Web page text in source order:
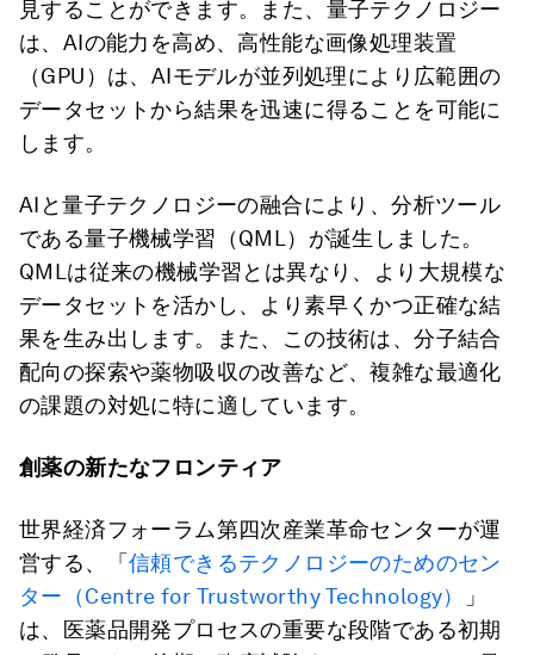
見することができます。また、量子テクノロジー
は、AIの能力を高め、高性能な画像処理装置
（GPU）は、AIモデルが並列処理により広範囲の
データセットから結果を迅速に得ることを可能に
します。
AIと量子テクノロジーの融合により、分析ツール
である量子機械学習（QML）が誕生しました。
QMLは従来の機械学習とは異なり、より大規模な
データセットを活かし、より素早くかつ正確な結
果を生み出します。また、この技術は、分子結合
配向の探索や薬物吸収の改善など、複雑な最適化
の課題の対処に特に適しています。
創薬の新たなフロンティア
世界経済フォーラム第四次産業革命センターが運
営する、「 信頼できるテクノロジーのためのセン
ター（Centre for Trustworthy Technology）
」
は、医薬品開発プロセスの重要な段階である初期